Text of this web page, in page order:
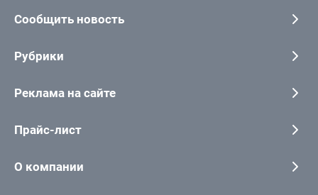
Сообщить новость
Рубрики
Реклама на сайте
Прайс-лист
О компании